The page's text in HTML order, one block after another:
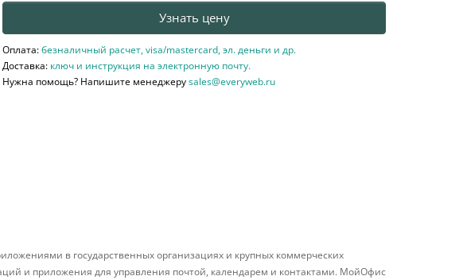
Узнать цену
Оплата:безналичный расчет, visa/mastercard, эл. деньги и др.
Доставка: ключ и инструкция на электронную почту.
Нужна помощь? Напишите менеджеруsales@everyweb.ru
в государственных организациях и крупных коммерческих
и приложения для управления почтой, календарем и контактами. МойОфис